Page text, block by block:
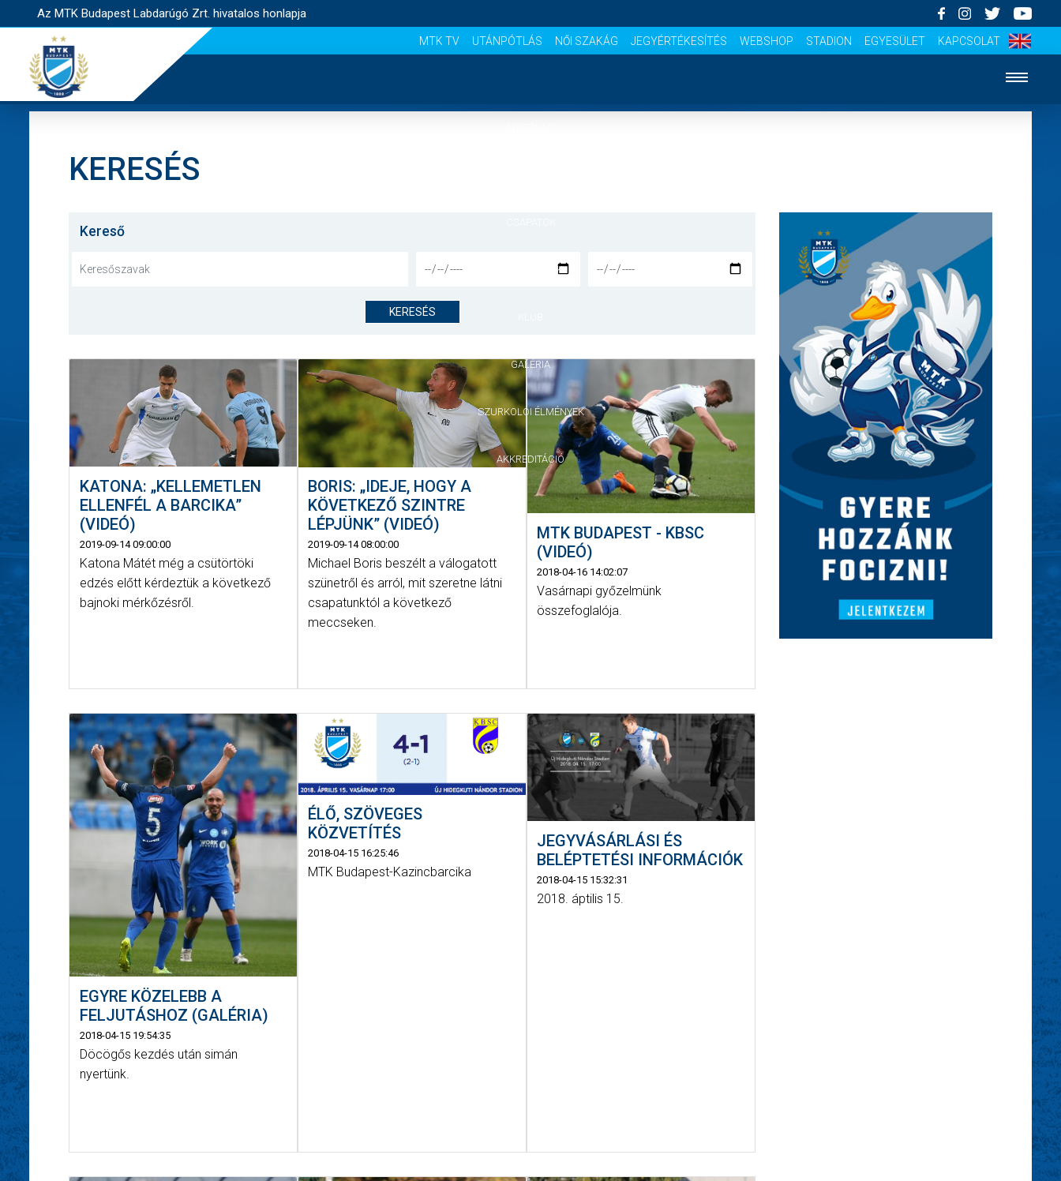
Az MTK Budapest Labdarúgó Zrt. hivatalos honlapja
MTK TV UTÁNPÓTLÁS NŐI SZAKÁG JEGYÉRTÉKESÍTÉS WEBSHOP STADION EGYESÜLET KAPCSOLAT
MÉRKŐZÉSEK
GALÉRIA
SZURKOLÓI ÉLMÉNYEK
AKKREDITÁCIÓ
KERESÉS
Kereső
KERESÉS
KATONA: „KELLEMETLEN
ELLENFÉL A BARCIKA”
(VIDEÓ)
2019-09-14 09:00:00
Katona Mátét még a csütörtöki
edzés előtt kérdeztük a következő
bajnoki mérkőzésről.
BORIS: „IDEJE, HOGY A
KÖVETKEZŐ SZINTRE
LÉPJÜNK” (VIDEÓ)
2019-09-14 08:00:00
Michael Boris beszélt a válogatott
szünetről és arról, mit szeretne látni
csapatunktól a következő
meccseken.
MTK BUDAPEST - KBSC
(VIDEÓ)
2018-04-16 14:02:07
Vasárnapi győzelmünk
összefoglalója.
EGYRE KÖZELEBB A
FELJUTÁSHOZ (GALÉRIA)
2018-04-15 19:54:35
Döcögős kezdés után simán
nyertünk.
ÉLŐ, SZÖVEGES
KÖZVETÍTÉS
2018-04-15 16:25:46
MTK Budapest-Kazincbarcika
JEGYVÁSÁRLÁSI ÉS
BELÉPTETÉSI INFORMÁCIÓK
2018-04-15 15:32:31
2018. áptilis 15.